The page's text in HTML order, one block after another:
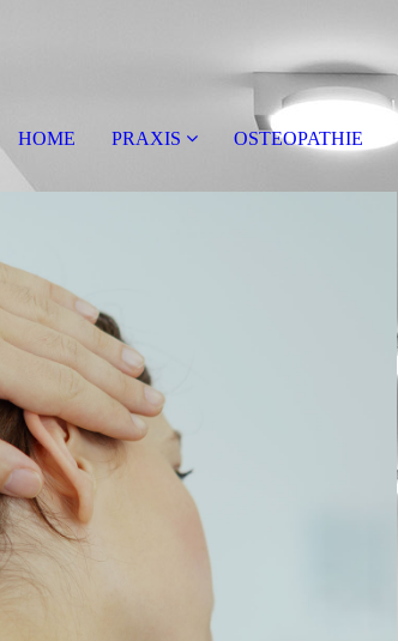
HOME PRAXIS OSTEOPATHIE